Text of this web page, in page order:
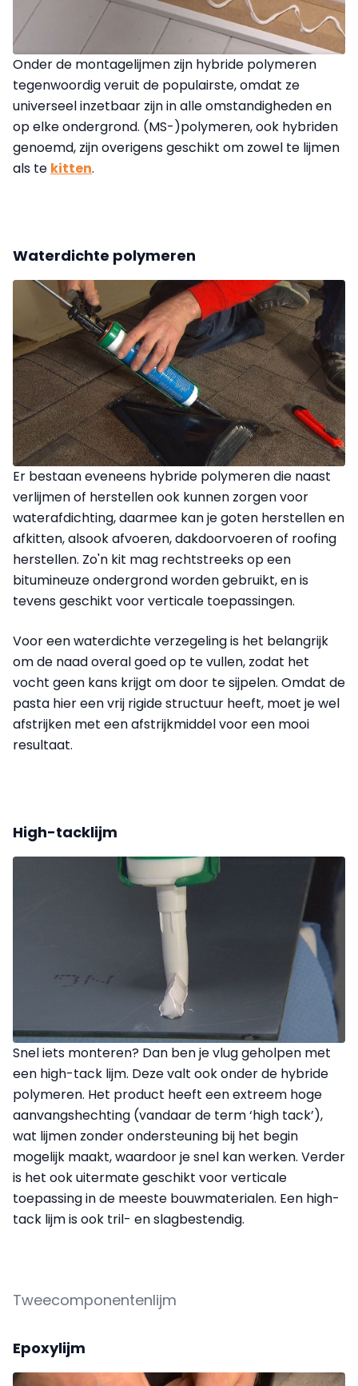
Onder de montagelijmen zijn hybride polymeren
tegenwoordig veruit de populairste, omdat ze
universeel inzetbaar zijn in alle omstandigheden en
op elke ondergrond. (MS-)polymeren, ook hybriden
genoemd, zijn overigens geschikt om zowel te lijmen
als te kitten.
Waterdichte polymeren
Er bestaan eveneens hybride polymeren die naast
verlijmen of herstellen ook kunnen zorgen voor
waterafdichting, daarmee kan je goten herstellen en
afkitten, alsook afvoeren, dakdoorvoeren of roofing
herstellen. Zo'n kit mag rechtstreeks op een
bitumineuze ondergrond worden gebruikt, en is
tevens geschikt voor verticale toepassingen.
Voor een waterdichte verzegeling is het belangrijk
om de naad overal goed op te vullen, zodat het
vocht geen kans krijgt om door te sijpelen. Omdat de
pasta hier een vrij rigide structuur heeft, moet je wel
afstrijken met een afstrijkmiddel voor een mooi
resultaat.
High-tacklijm
Snel iets monteren? Dan ben je vlug geholpen met
een high-tack lijm. Deze valt ook onder de hybride
polymeren. Het product heeft een extreem hoge
aanvangshechting (vandaar de term ‘high tack’),
wat lijmen zonder ondersteuning bij het begin
mogelijk maakt, waardoor je snel kan werken. Verder
is het ook uitermate geschikt voor verticale
toepassing in de meeste bouwmaterialen. Een high-
tack lijm is ook tril- en slagbestendig.
Tweecomponentenlijm
Epoxylijm